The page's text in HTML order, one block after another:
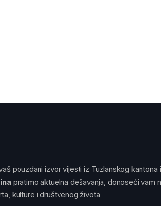
pouzdani izvor vijesti iz Tuzlanskog kantona
pratimo aktuelna dešavanja, donoseći vam
kulture i društvenog života.